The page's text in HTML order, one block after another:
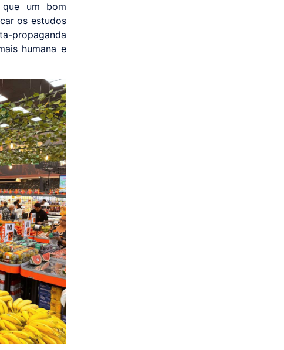
que um bom
os estudos
propaganda
humana e